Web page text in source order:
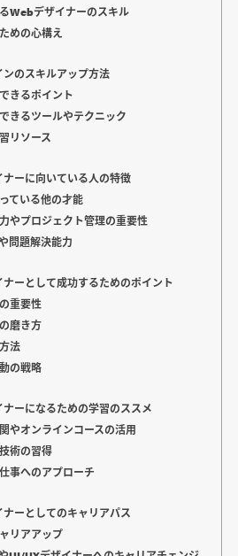
Webデザイナーのスキル
めの心構え
のスキルアップ方法
きるポイント
きるツールやテクニック
リソース
ーに向いている人の特徴
ている他の才能
やプロジェクト管理の重要性
問題解決能力
ーとして成功するためのポイント
重要性
磨き方
法
の戦略
ーになるための学習のススメ
やオンラインコースの活用
術の習得
事へのアプローチ
ーとしてのキャリアパス
リアアップ